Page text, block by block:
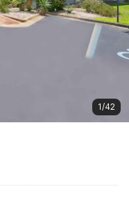
1/42